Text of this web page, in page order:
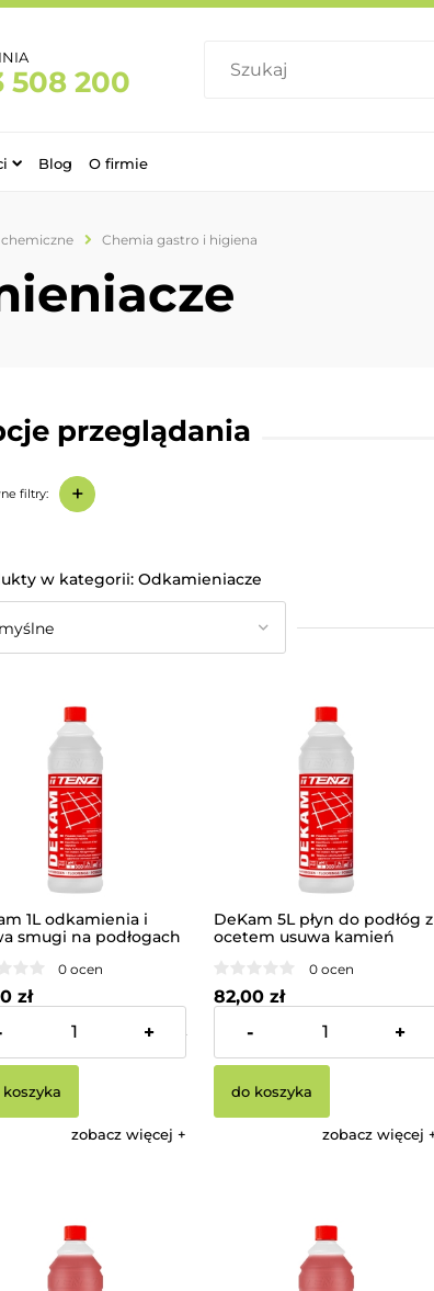
508 200
Blog O firmie
Chemia gastro i higiena
przeglądania
filtry: +
Odkamieniacze
1L odkamienia i
smugi na podłogach
0 ocen
zł
21,14 zł
+
zobacz więcej
DeKam 5L płyn do podłóg z
ocetem usuwa kamień
0 ocen
82,00 zł
Cena netto: 66,67 zł
- +
do koszyka
zobacz więcej